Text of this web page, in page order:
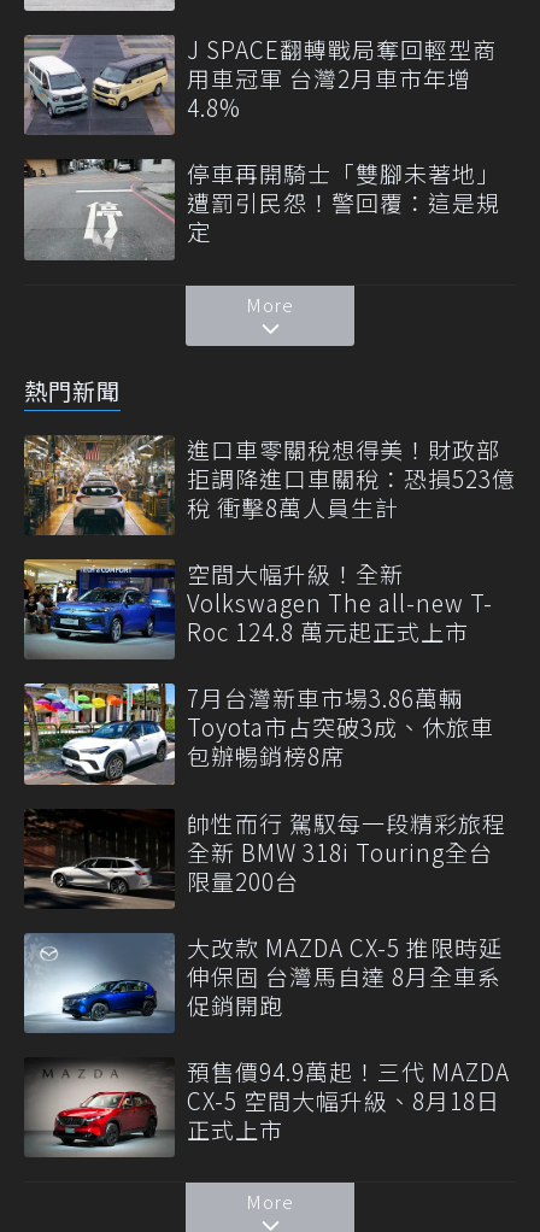
J SPACE翻轉戰局奪回輕型商
用車冠軍 台灣2月車市年增
4.8%
停車再開騎士「雙腳未著地」
遭罰引民怨！警回覆：這是規
定
More
熱門新聞
進口車零關稅想得美！財政部
拒調降進口車關稅：恐損523億
稅 衝擊8萬人員生計
空間大幅升級！全新
Volkswagen The all-new T-
Roc 124.8 萬元起正式上市
7月台灣新車市場3.86萬輛
Toyota市占突破3成、休旅車
包辦暢銷榜8席
帥性而行 駕馭每一段精彩旅程
全新 BMW 318i Touring全台
限量200台
大改款 MAZDA CX-5 推限時延
伸保固 台灣馬自達 8月全車系
促銷開跑
預售價94.9萬起！三代 MAZDA
CX-5 空間大幅升級、8月18日
正式上市
More